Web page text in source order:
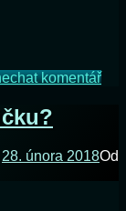
komentářna
28. února 2018Od